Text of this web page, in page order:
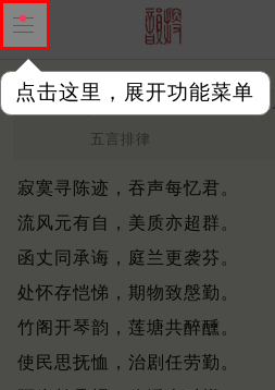
点击这里，展开功能菜单
挽李义城廷秀 明 ·
五言排律
寂寞寻陈迹，吞声每忆君。
流风元有自，美质亦超群。
函丈同承诲，庭兰更袭芬。
处怀存恺悌，期物致慇勤。
竹阁开琴韵，莲塘共醉醺。
使民思抚恤，治剧任劳勤。